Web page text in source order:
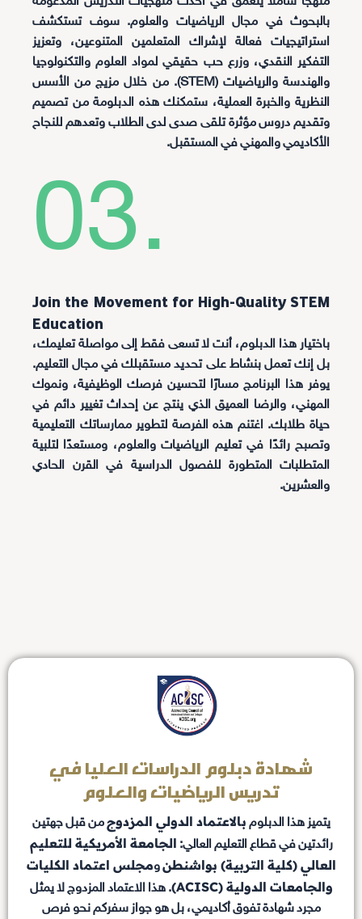
بالبحوث في مجال الرياضيات والعلوم. سوف تستكشف
استراتيجيات فعالة لإشراك المتعلمين المتنوعين، وتعزيز
التفكير النقدي، وزرع حب حقيقي لمواد العلوم والتكنولوجيا
والهندسة والرياضيات (STEM). من خلال مزيج من الأسس
النظرية والخبرة العملية، ستمكنك هذه الدبلومة من تصميم
وتقديم دروس مؤثرة تلقى صدى لدى الطلاب وتعدهم للنجاح
الأكاديمي والمهني في المستقبل.
03.
Join the Movement for High-Quality STEM
Education
باختيار هذا الدبلوم، أنت لا تسعى فقط إلى مواصلة تعليمك،
بل إنك تعمل بنشاط على تحديد مستقبلك في مجال التعليم.
يوفر هذا البرنامج مسارًا لتحسين فرصك الوظيفية، ونموك
المهني، والرضا العميق الذي ينتج عن إحداث تغيير دائم في
حياة طلابك. اغتنم هذه الفرصة لتطوير ممارساتك التعليمية
وتصبح رائدًا في تعليم الرياضيات والعلوم، ومستعدًا لتلبية
المتطلبات المتطورة للفصول الدراسية في القرن الحادي
والعشرين.
شهادة دبلوم الدراسات العليا في
تدريس الرياضيات والعلوم
يتميز هذا الدبلوم بالاعتماد الدولي المزدوجمن قبل جهتين
رائدتين في قطاع التعليم العالي: الجامعة الأمريكية للتعليم
العالي (كلية التربية) بواشنطنومجلس اعتماد الكليات
والجامعات الدولية (ACISC)
. هذا الاعتماد المزدوج لا يمثل
مجرد شهادة تفوق أكاديمي، بل هو جواز سفركم نحو فرص